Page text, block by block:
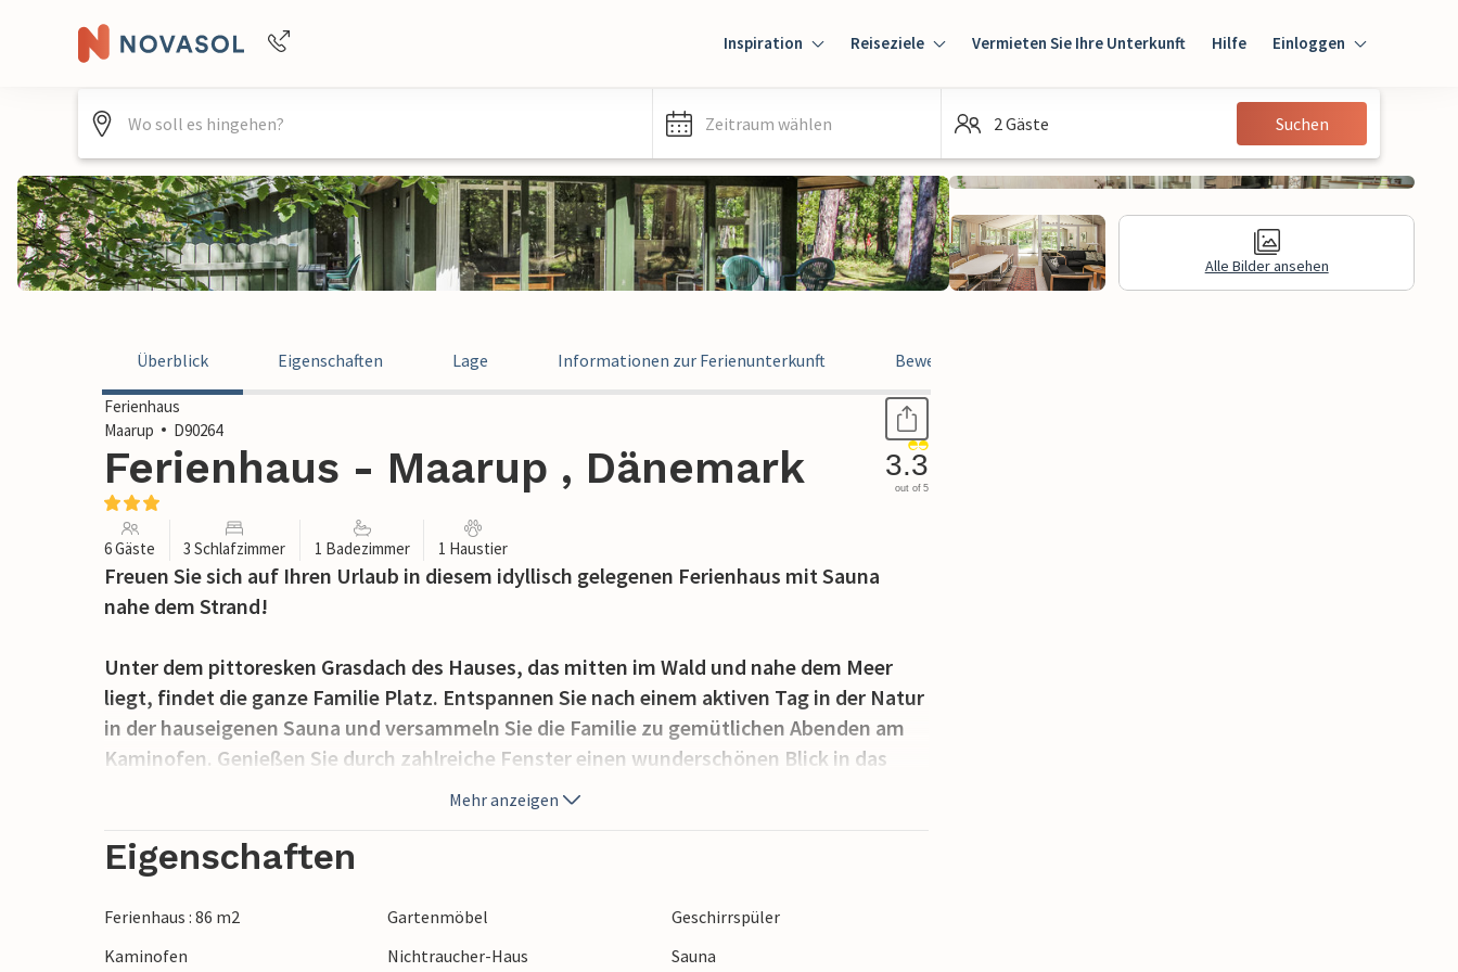
+4940688715475
Inspiration Reiseziele Vermieten Sie Ihre Unterkunft Hilfe Einloggen
Einloggen
Gast
Zeitraum wählen 2 Gäste Suchen
Alle Bilder ansehen
Überblick Eigenschaften Lage Informationen zur Ferienunterkunft Bewertungen
Ferienhaus
Maarup
D90264
Ferienhaus - Maarup , Dänemark 3.3
out of 5
6 Gäste 3 Schlafzimmer 1 Badezimmer 1 Haustier
Freuen Sie sich auf Ihren Urlaub in diesem idyllisch gelegenen Ferienhaus mit Sauna
nahe dem Strand!
Unter dem pittoresken Grasdach des Hauses, das mitten im Wald und nahe dem Meer
liegt, findet die ganze Familie Platz. Entspannen Sie nach einem aktiven Tag in der Natur
in der hauseigenen Sauna und versammeln Sie die Familie zu gemütlichen Abenden am
Kaminofen. Genießen Sie durch zahlreiche Fenster einen wunderschönen Blick in das
Grün des Waldes, der es Ihnen leicht macht, hier zu entschleunigen.
Wählen Sie den perfekten Platz auf der großzügigen Terrasse nach Tageszeit und
Sonnenstand aus, schließen Sie die Augen und lauschen Sie dem Rauschen der Bäume -
Entspannung pur! Einer kurzen Erfrischung im Meer steht auch nichts im Wege, zum
Mehr anzeigen
Eigenschaften
Ferienhaus : 86 m2 Gartenmöbel
Geschirrspüler
Kaminofen
Nichtraucher-Haus
Sauna